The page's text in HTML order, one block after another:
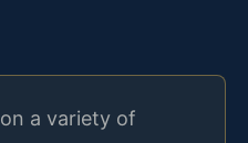
a variety of